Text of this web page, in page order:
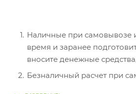
Наличные при самовывозе
время и заранее
вносите денежные
Безналичный расчет при